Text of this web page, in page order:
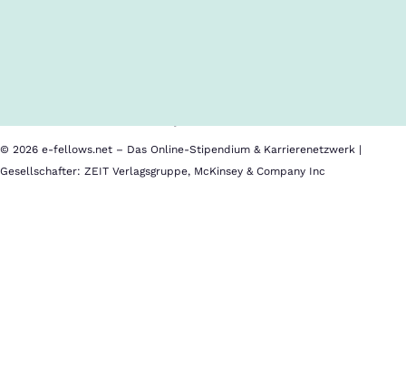
© 2026 e-fellows.net – Das Online-Stipendium & Karrierenetzwerk |
Gesellschafter: ZEIT Verlagsgruppe, McKinsey & Company Inc